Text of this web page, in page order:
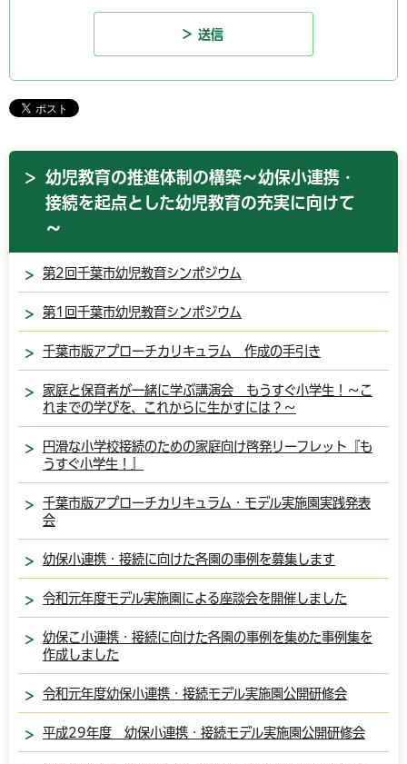
幼児教育の推進体制の構築～幼保小連携・
接続を起点とした幼児教育の充実に向けて
～
第2回千葉市幼児教育シンポジウム
第1回千葉市幼児教育シンポジウム
千葉市版アプローチカリキュラム 作成の手引き
家庭と保育者が一緒に学ぶ講演会 もうすぐ小学生！～こ
れまでの学びを、これからに生かすには？～
円滑な小学校接続のための家庭向け啓発リーフレット『も
うすぐ小学生！』
千葉市版アプローチカリキュラム・モデル実施園実践発表
会
幼保小連携・接続に向けた各園の事例を募集します
令和元年度モデル実施園による座談会を開催しました
幼保こ小連携・接続に向けた各園の事例を集めた事例集を
作成しました
令和元年度幼保小連携・接続モデル実施園公開研修会
平成29年度 幼保小連携・接続モデル実施園公開研修会